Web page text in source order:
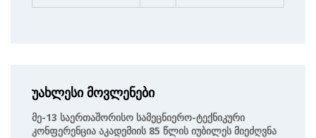
უახლესი მოვლენები
Მე-13 Საერთაშორისო Სამეცნიერო-Ტექნიკური
Კონფერენცია Აკადემიის 85 Წლის Იუბილეს Მიეძღვნა